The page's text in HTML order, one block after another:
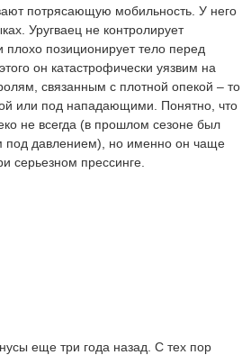
потрясающую мобильность. У него
Уругваец не контролирует
плохо позиционирует тело перед
он катастрофически уязвим на
связанным с плотной опекой – то
или под нападающими. Понятно, что
не всегда (в прошлом сезоне был
под давлением), но именно он чаще
серьезном прессинге.
еще три года назад. С тех пор